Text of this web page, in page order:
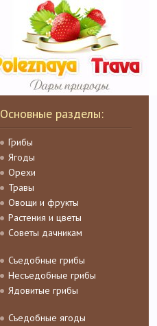
Основные разделы:
Грибы
Ягоды
Орехи
Травы
Овощи и фрукты
Растения и цветы
Советы дачникам
Съедобные грибы
Несъедобные грибы
Ядовитые грибы
Съедобные ягоды